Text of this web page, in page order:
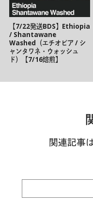
【7/22発送BDS】Ethiopia
/ Shantawane
Washed（エチオピア / シ
ャンタワネ・ウォッシュ
ド）【7/16焙煎】
関連記事